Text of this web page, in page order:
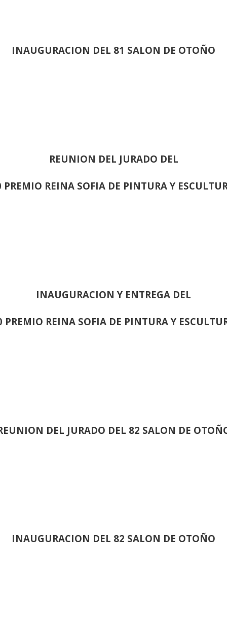
INAUGURACION DEL 81 SALON DE OTOÑO
REUNION DEL JURADO DEL
PREMIO REINA SOFIA DE PINTURA Y
INAUGURACION Y ENTREGA DEL
PREMIO REINA SOFIA DE PINTURA Y
DEL JURADO DEL 82 SALON DE
INAUGURACION DEL 82 SALON DE OTOÑO